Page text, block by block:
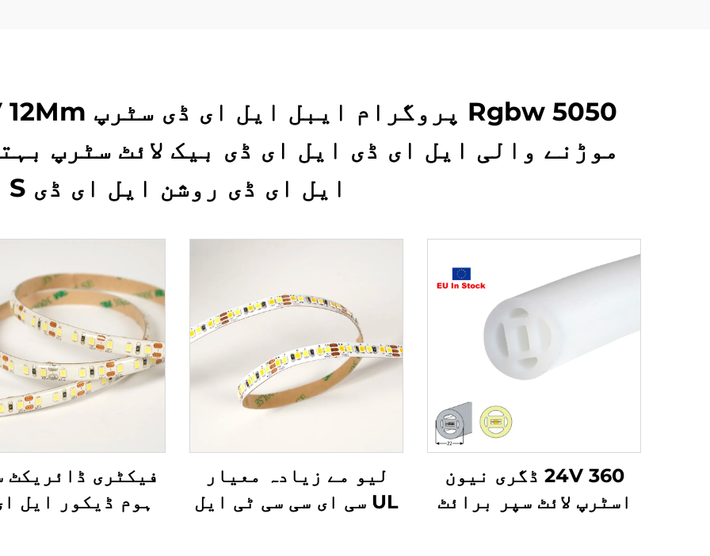
موڑنے والی ایل ای ڈی ایل ای ڈی بیک لائٹ سٹرپ
ایل ای ڈی روشن ایل ای ڈی S
24V 360 ڈگری نیون
اسٹرپ لائٹ سپر برائٹ
لیو مے زیادہ معیار
UL سی ای سی سی ٹی ایل
فیکٹری ڈائریکٹ
ہوم ڈیکور ایل